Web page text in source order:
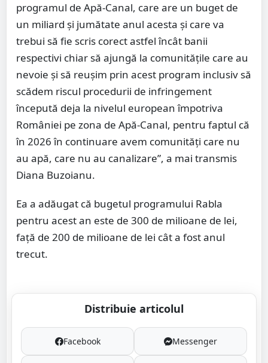
programul de Apă-Canal, care are un buget de
un miliard şi jumătate anul acesta şi care va
trebui să fie scris corect astfel încât banii
respectivi chiar să ajungă la comunităţile care au
nevoie şi să reuşim prin acest program inclusiv să
scădem riscul procedurii de infringement
începută deja la nivelul european împotriva
României pe zona de Apă-Canal, pentru faptul că
în 2026 în continuare avem comunităţi care nu
au apă, care nu au canalizare”, a mai transmis
Diana Buzoianu.
Ea a adăugat că bugetul programului Rabla
pentru acest an este de 300 de milioane de lei,
faţă de 200 de milioane de lei cât a fost anul
trecut.
Distribuie articolul
Facebook Messenger